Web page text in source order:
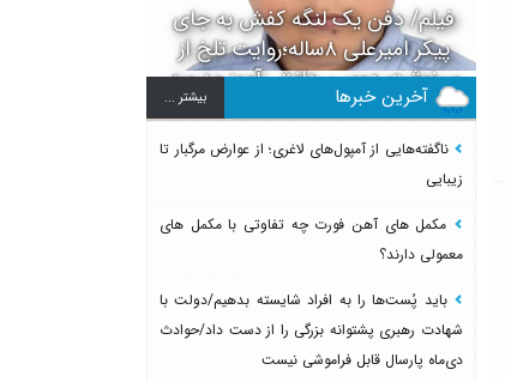
فیلم/ دفن یک لنگه کفش به جای
پیکر امیرعلی ۸ساله؛روایت تلخ از
سرنوشت دومین دانش آموز مدرسه
میناب بعد از ماکان
آخرین خبرها بيشتر ...
ناگفته‌هایی از آمپول‌های لاغری؛ از عوارض مرگبار تا
زیبایی
مکمل های آهن فورت چه تفاوتی با مکمل های
معمولی دارند؟
باید پُست‌ها را به افراد شایسته بدهیم/دولت با
شهادت رهبری پشتوانه بزرگی را از دست داد/حوادث
دی‌ماه پارسال قابل فراموشی نیست